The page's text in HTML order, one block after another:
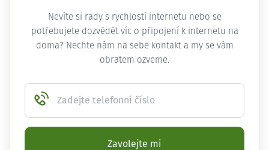
Nevíte si rady s rychlostí internetu nebo se
potřebujete dozvědět víc o připojení k internetu na
doma? Nechte nám na sebe kontakt a my se vám
obratem ozveme.
Zadejte telefonní číslo
Zavolejte mi